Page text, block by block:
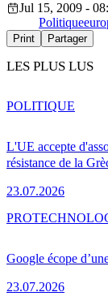
Jul 15, 2009 -
Politique
Print Partager
LES PLUS LUS
L'UE accepte
résistance de la
23.07.2026
POLITIQUE
Google écope
23.07.2026
PRO